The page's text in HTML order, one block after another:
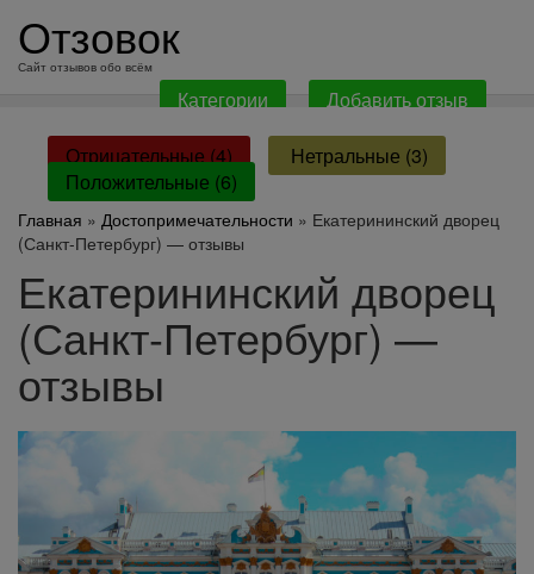
содержанию
Отзовок
Сайт отзывов обо всём
Категории Добавить отзыв
Отрицательные (4)
Нетральные (3)
Положительные (6)
Главная » Достопримечательности » Екатерининский дворец
(Санкт-Петербург) — отзывы
Екатерининский дворец
(Санкт-Петербург) —
отзывы